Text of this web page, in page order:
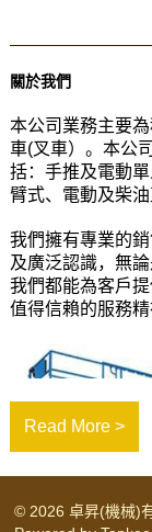
關於我們
本公司業務主要
車(叉車） 。本公
括：手推及電動
臂式、電動及柴油
我們擁有專業的
及廣泛認識，無
我們都能為客戶
值得信賴的服務精
Read More >
© 2026 卓昇(機械)